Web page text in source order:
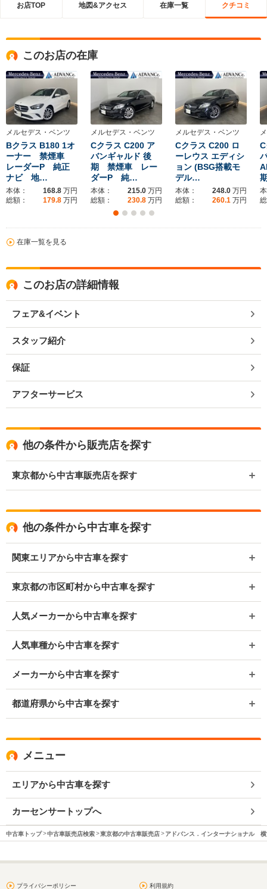
お店TOP 地図&アクセス 在庫一覧 クチコミ
このお店の在庫
メルセデス・ベンツ
Bクラス B180 1オ
ーナー 禁煙車
レーダーP 純正
ナビ 地…
本体： 168.8 万円
総額：
179.8 万円
メルセデス・ベンツ
Cクラス C200 ア
バンギャルド 後
期 禁煙車 レー
ダーP 純…
本体： 215.0 万円
総額：
230.8 万円
メルセデス・ベンツ
Cクラス C200 ロ
ーレウス エディシ
ョン (BSG搭載モ
デル…
本体： 248.0 万円
総額：
260.1 万円
在庫一覧を見る
このお店の詳細情報
フェア&イベント
スタッフ紹介
保証
アフターサービス
他の条件から販売店を探す
東京都から中古車販売店を探す
他の条件から中古車を探す
関東エリアから中古車を探す
東京都の市区町村から中古車を探す
人気メーカーから中古車を探す
人気車種から中古車を探す
メーカーから中古車を探す
都道府県から中古車を探す
メニュー
エリアから中古車を探す
カーセンサートップへ
中古車トップ 中古車販売店検索 東京都の中古車販売店 アドバンス．インターナショナル
プライバシーポリシー 利用規約